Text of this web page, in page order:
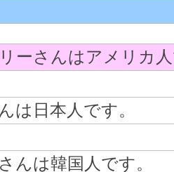
ーさんはアメリカ人
は日本人です。
んは韓国人です。